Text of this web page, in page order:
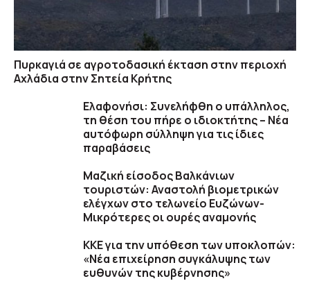
Πυρκαγιά σε αγροτοδασική έκταση στην περιοχή
Αχλάδια στην Σητεία Κρήτης
Ελαφονήσι: Συνελήφθη ο υπάλληλος,
τη θέση του πήρε ο ιδιοκτήτης – Νέα
αυτόφωρη σύλληψη για τις ίδιες
παραβάσεις
Μαζική είσοδος Βαλκάνιων
τουριστών: Αναστολή βιομετρικών
ελέγχων στο τελωνείο Ευζώνων-
Μικρότερες οι ουρές αναμονής
ΚΚΕ για την υπόθεση των υποκλοπών:
«Νέα επιχείρηση συγκάλυψης των
ευθυνών της κυβέρνησης»